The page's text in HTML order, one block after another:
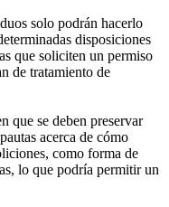
solo podrán hacerlo
disposiciones
que soliciten un permiso
de tratamiento de
que se deben preservar
acerca de cómo
como forma de
lo que podría permitir un